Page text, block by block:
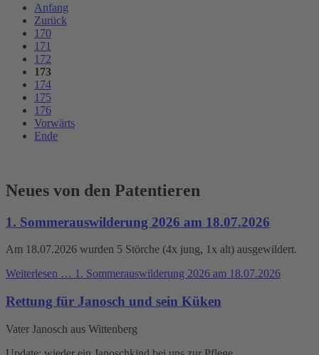
Anfang
Zurück
170
171
172
173
174
175
176
Vorwärts
Ende
Neues von den Patentieren
1. Sommerauswilderung 2026 am 18.07.2026
Am 18.07.2026 wurden 5 Störche (4x jung, 1x alt) ausgewildert.
Weiterlesen … 1. Sommerauswilderung 2026 am 18.07.2026
Rettung für Janosch und sein Küken
Vater Janosch aus Wittenberg